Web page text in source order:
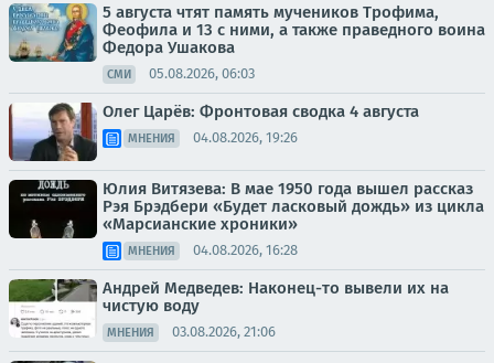
5 августа чтят память мучеников Трофима,
Феофила и 13 с ними, а также праведного воина
Федора Ушакова
СМИ 05.08.2026, 06:03
Олег Царёв: Фронтовая сводка 4 августа
МНЕНИЯ 04.08.2026, 19:26
Юлия Витязева: В мае 1950 года вышел рассказ
Рэя Брэдбери «Будет ласковый дождь» из цикла
«Марсианские хроники»
МНЕНИЯ 04.08.2026, 16:28
Андрей Медведев: Наконец-то вывели их на
чистую воду
МНЕНИЯ 03.08.2026, 21:06